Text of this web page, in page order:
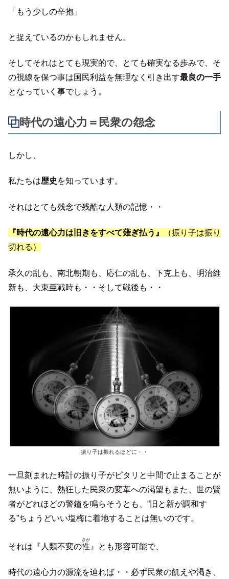
「もう少しの辛抱」
と捉えているのかもしれません。
そしてそれはとても現実的で、とても確実なる歩みで、そ
の視線を保つ事は国民利益を無理なく引き出す最良の一手
となっていく事でしょう。
時代の遠心力＝民衆の怨念
しかし、
私たちは歴史 を知っています。
それはとても残念で残酷な人類の記憶・・
『時代の遠心力は旧きをすべて薙ぎ払う』
（振り子は振り
切れる）
承久の乱も、南北朝期も、応仁の乱も、下克上も、明治維
新も、大東亜戦時も・・そして戦後も・・
振り子は振れるほどに・・
一旦刻まれた時計の振り子がピタリと中間で止まることが
無いように、熱狂した民衆の変革への渇望もまた、世の賢
者がどれほどの警鐘を鳴らそうとも、”旧と新が調和す
る”ちょうどいい塩梅に着地することは無いのです。
それは『人類不変の性
さが
』とも形容可能で、
時代の遠心力の源流を辿れば・・必ず民衆の飢えや渇き、